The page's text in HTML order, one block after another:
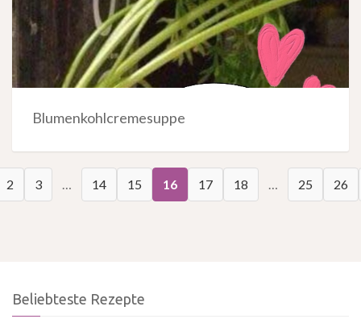
Blumenkohlcremesuppe
2 3 … 14 15 16 17 18 … 25 26
Beliebteste Rezepte